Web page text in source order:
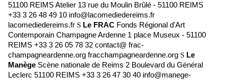
51100 REIMS Atelier 13 rue du Moulin Brûlé - 51100 REIMS
+33 3 26 48 49 10 info@lacomediedereims.fr
lacomediedereims.fr S Le FRAC Fonds Régional d'Art
Contemporain Champagne Ardenne 1 place Museux - 51100
REIMS +33 3 26 05 78 32 contact@ frac-
champagneardenne.org fracchampagneardenne.org S Le
Manège Scène nationale de Reims 2 Boulevard du Général
Leclerc 51100 REIMS +33 3 26 47 30 40 info@manege-